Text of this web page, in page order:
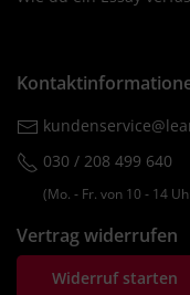
030 / 208 499 640
(Mo. ‐ Fr. von 10 ‐ 14
Vertrag widerrufen
Widerruf starten